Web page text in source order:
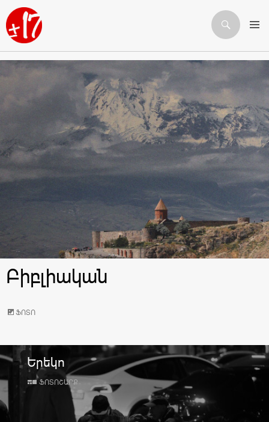
Որոնում
ԱՆՑՆԵԼ ԲՈՎԱՆԴԱԿՈՒԹՅԱՆԸ
Բիբլիական
ՖՈՏՈ
Երեկո
ՖՈՏՈՇԱՐՔ